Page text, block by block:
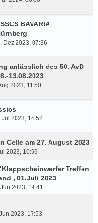
BAVARIA
Dez 2023, 07:36
anlässlich des 50. AvD
13.08.2023
2023, 11:50
Jul 2023, 14:52
Celle am 27. August 2023
2023, 10:59
Treffen
, 01.Juli 2023
2023, 14:41
2023, 17:53